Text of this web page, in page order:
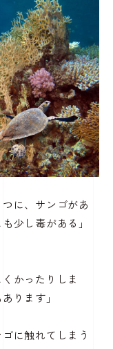
に、サンゴがあ
少し毒がある」
かったりしま
ります」
に触れてしまう